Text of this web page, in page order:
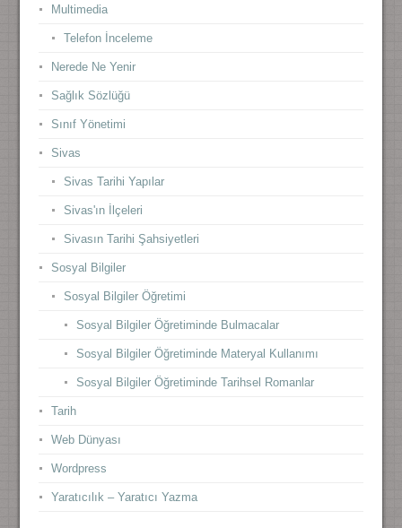
Multimedia
Telefon İnceleme
Nerede Ne Yenir
Sağlık Sözlüğü
Sınıf Yönetimi
Sivas
Sivas Tarihi Yapılar
Sivas'ın İlçeleri
Sivasın Tarihi Şahsiyetleri
Sosyal Bilgiler
Sosyal Bilgiler Öğretimi
Sosyal Bilgiler Öğretiminde Bulmacalar
Sosyal Bilgiler Öğretiminde Materyal Kullanımı
Sosyal Bilgiler Öğretiminde Tarihsel Romanlar
Tarih
Web Dünyası
Wordpress
Yaratıcılık – Yaratıcı Yazma